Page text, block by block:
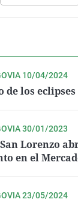
10/04/2024
de los eclipses
30/01/2023
Lorenzo
en el
23/05/2024